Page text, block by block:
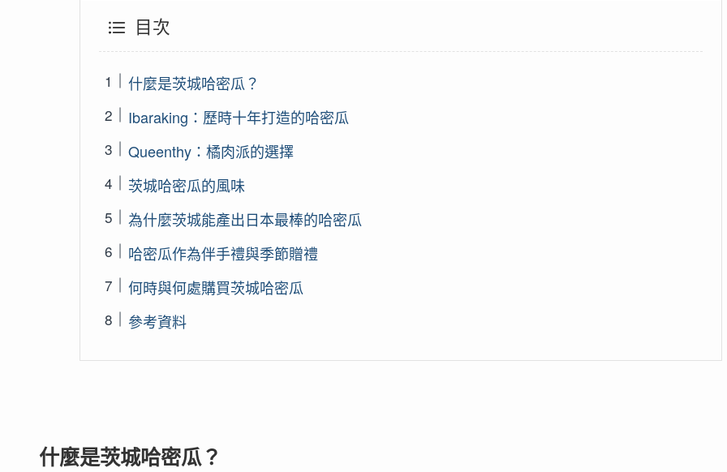
目次
什麼是茨城哈密瓜？
Ibaraking：歷時十年打造的哈密瓜
Queenthy：橘肉派的選擇
茨城哈密瓜的風味
為什麼茨城能產出日本最棒的哈密瓜
哈密瓜作為伴手禮與季節贈禮
何時與何處購買茨城哈密瓜
參考資料
什麼是茨城哈密瓜？